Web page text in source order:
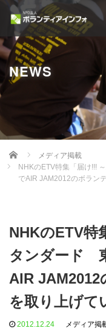
NEWS
Home
メディア掲載
NHKのETV特集「届け!!!
でAIR JAM2012のボラン
NHKのETV特
タンダード
AIR JAM2012
を取り上げて
2012.12.24 メディア掲